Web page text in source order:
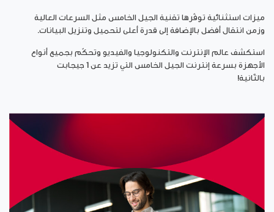
ميزات استثنائية توفّرها تقنية الجيل الخامس مثل السرعات العالية
وزمن انتقال أفضل بالإضافة إلى قدرة أعلى لتحميل وتنزيل البيانات.
استكشف عالم الإنترنت والتكنولوجيا والفيديو وتحكّم بجميع أنواع
الأجهزة بسرعة إنترنت الجيل الخامس التي تزيد عن 1 جيجابت
بالثّانية!